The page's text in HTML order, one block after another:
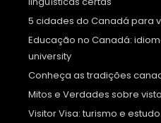
5 cidades do Canadá para
Educação no Canadá:
university
Conheça as tradições
Mitos e Verdades sobre
Visitor Visa: turismo e